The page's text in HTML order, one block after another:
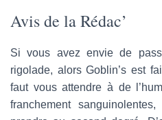
Avis de la Rédac’
Si vous avez envie de
rigolade, alors Goblin’s est
faut vous attendre à de
franchement